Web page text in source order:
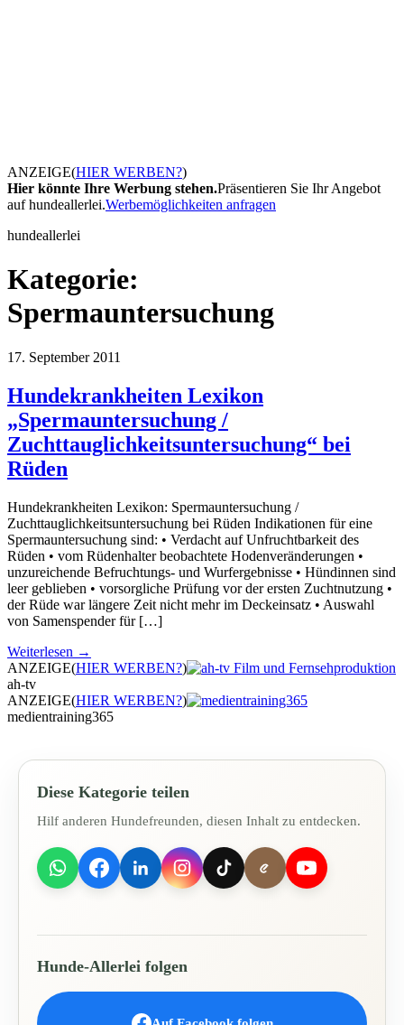
ANZEIGE(HIER WERBEN?)
Hier könnte Ihre Werbung stehen.Präsentieren Sie Ihr Angebot
auf hundeallerlei.Werbemöglichkeiten anfragen
hundeallerlei
Kategorie:
Spermauntersuchung
17. September 2011
Hundekrankheiten Lexikon
„Spermauntersuchung /
Zuchttauglichkeitsuntersuchung“ bei
Rüden
Hundekrankheiten Lexikon: Spermauntersuchung /
Zuchttauglichkeitsuntersuchung bei Rüden Indikationen für eine
Spermauntersuchung sind: • Verdacht auf Unfruchtbarkeit des
Rüden • vom Rüdenhalter beobachtete Hodenveränderungen •
unzureichende Befruchtungs- und Wurfergebnisse • Hündinnen sind
leer geblieben • vorsorgliche Prüfung vor der ersten Zuchtnutzung •
der Rüde war längere Zeit nicht mehr im Deckeinsatz • Auswahl
von Samenspender für […]
Weiterlesen →
ANZEIGE(HIER WERBEN?)
ah-tv
ANZEIGE(HIER WERBEN?)
medientraining365
Diese Kategorie teilen
Hilf anderen Hundefreunden, diesen Inhalt zu entdecken.
Hunde-Allerlei folgen